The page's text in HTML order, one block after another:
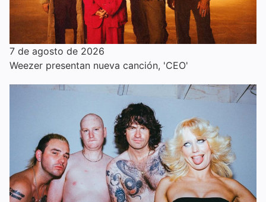
7 de agosto de 2026
Weezer presentan nueva canción, 'CEO'